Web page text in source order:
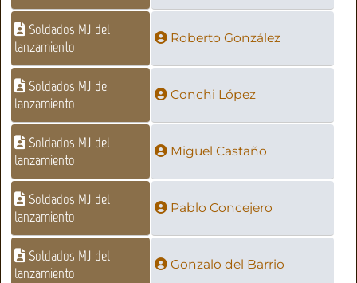
Soldados MJ del
lanzamiento
Roberto González
Soldados MJ de
lanzamiento
Conchi López
Soldados MJ del
lanzamiento
Miguel Castaño
Soldados MJ del
lanzamiento
Pablo Concejero
Soldados MJ del
lanzamiento
Gonzalo del Barrio